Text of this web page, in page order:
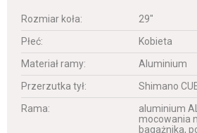
Rozmiar koła:
29"
Płeć:
Kobieta
Materiał ramy:
Aluminium
Przerzutka tył:
Shimano
Rama:
aluminium
mocowania
bagażnika,